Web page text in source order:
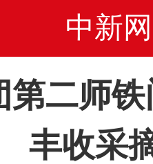
中新网
第二师
丰收采